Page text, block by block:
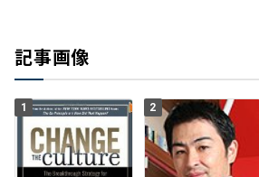
記事画像
1 2